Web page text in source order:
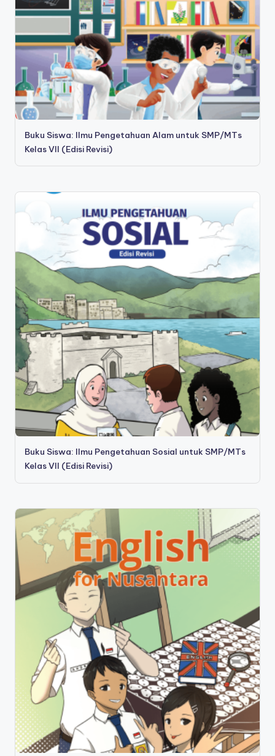
Buku Siswa: Ilmu Pengetahuan Alam untuk SMP/MTs
Kelas VII (Edisi Revisi)
Buku Siswa: Ilmu Pengetahuan Sosial untuk SMP/MTs
Kelas VII (Edisi Revisi)